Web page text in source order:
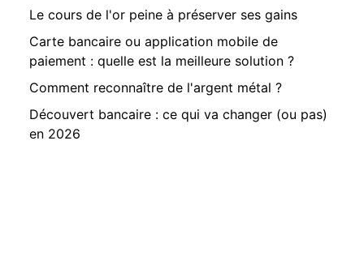
Le cours de l'or peine à préserver ses gains
Carte bancaire ou application mobile de
paiement : quelle est la meilleure solution ?
Comment reconnaître de l'argent métal ?
Découvert bancaire : ce qui va changer (ou pas)
en 2026